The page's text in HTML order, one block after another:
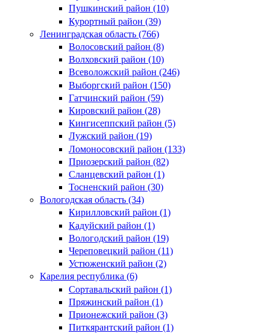
Пушкинский район (10)
Курортный район (39)
Ленинградская область (766)
Волосовский район (8)
Волховский район (10)
Всеволожский район (246)
Выборгский район (150)
Гатчинский район (59)
Кировский район (28)
Кингисеппский район (5)
Лужский район (19)
Ломоносовский район (133)
Приозерский район (82)
Сланцевский район (1)
Тосненский район (30)
Вологодская область (34)
Кирилловский район (1)
Кадуйский район (1)
Вологодский район (19)
Череповецкий район (11)
Устюженский район (2)
Карелия республика (6)
Сортавальский район (1)
Пряжинский район (1)
Прионежский район (3)
Питкярантский район (1)